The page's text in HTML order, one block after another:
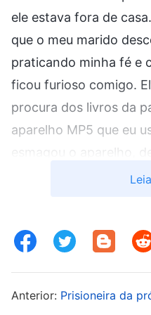
ele estava fora de
que o meu marido
praticando minha fé e
ficou furioso comigo.
procura dos livros da
aparelho MP5 que eu
esmagou o aparelho,
impedir que eu
podia participar das
oportunidade, eu saí
Anterior: Prisioneira da